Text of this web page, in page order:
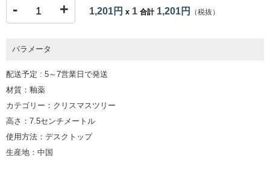
- + 1,201円 x 1 合計1,201円 （税抜）
パラメータ
配送予定 : 5～7営業日で発送
材質：釉薬
カテゴリー：クリスマスツリー
高さ：7.5センチメートル
使用方法：デスクトップ
生産地：中国